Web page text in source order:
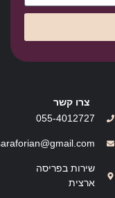
צרו קשר
055-4012727
שירות בפריסה
ארצית